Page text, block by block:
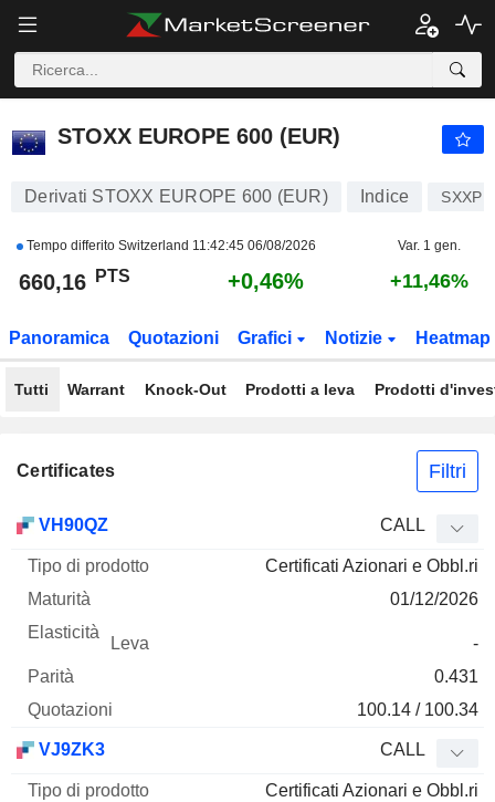
STOXX EUROPE 600 (EUR)
Derivati STOXX EUROPE 600 (EUR) Indice SXXP
Tempo differito Switzerland 11:42:45 06/08/2026 Var. 1 gen.
660,16 PTS +0,46% +11,46%
Panoramica Quotazioni Grafici Notizie Heatmap
Tutti Warrant Knock-Out Prodotti a leva Prodotti
Certificates Filtri
VH90QZ CALL
Certificati Azionari e Obbl.ri
01/12/2026
-
0.431
100.14 / 100.34
VJ9ZK3 CALL
Certificati Azionari e Obbl.ri